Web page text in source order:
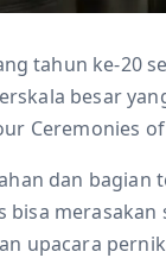
tahun ke-20
besar
Ceremonies
dan bagian
merasakan
upacara